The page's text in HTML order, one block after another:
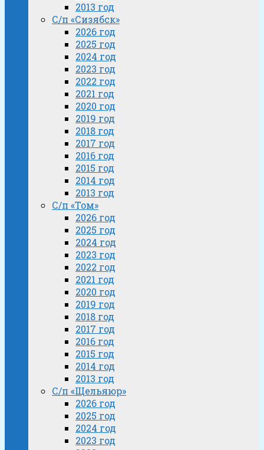
2013 год
С/п «Сизябск»
2026 год
2025 год
2024 год
2023 год
2022 год
2021 год
2020 год
2019 год
2018 год
2017 год
2016 год
2015 год
2014 год
2013 год
С/п «Том»
2026 год
2025 год
2024 год
2023 год
2022 год
2021 год
2020 год
2019 год
2018 год
2017 год
2016 год
2015 год
2014 год
2013 год
С/п «Щельяюр»
2026 год
2025 год
2024 год
2023 год